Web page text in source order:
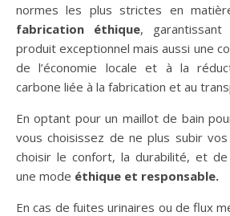
normes les plus strictes en
fabrication éthique,
produit exceptionnel mais aussi une
de l’économie locale et à la
carbone liée à la fabrication et au
En optant pour un maillot de bain
vous choisissez de ne plus subir
choisir le confort, la durabilité, et
une mode éthique et responsable.
En cas de fuites urinaires ou de flux